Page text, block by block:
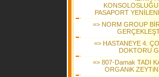
PASAPORT
=> NORM GROUP
=> HASTANEYE 4.
DOKTORU
=> 807-Damak TADI
ORGANiK